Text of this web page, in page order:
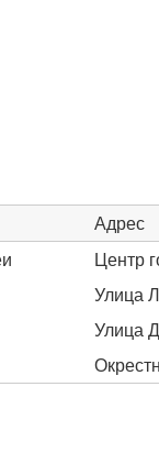
Адрес
Центр
Улица
Улица